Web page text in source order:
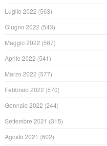
Luglio 2022 (563)
Giugno 2022 (543)
Maggio 2022 (567)
Aprile 2022 (541)
Marzo 2022 (577)
Febbraio 2022 (570)
Gennaio 2022 (244)
Settembre 2021 (315)
Agosto 2021 (602)